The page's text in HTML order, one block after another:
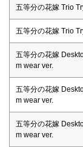
五等分の花嫁 Trio
五等分の花嫁 Trio
五等分の花嫁
m wear ver.
五等分の花嫁
m wear ver.
五等分の花嫁
m wear ver.